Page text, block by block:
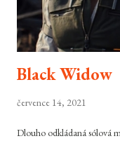
Black Widow
července 14, 2021
Dlouho odkládaná sólová